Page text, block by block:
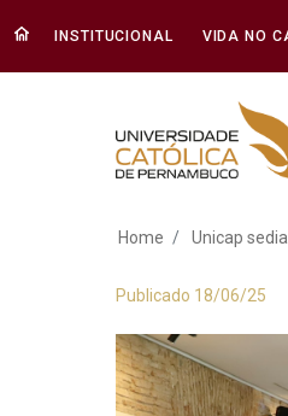
INSTITUCIONAL VIDA NO
Unicap
Home Unicap
Publicado 18/06/25